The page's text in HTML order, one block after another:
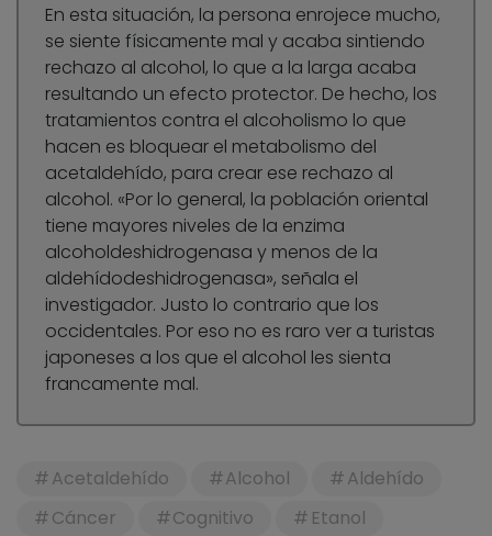
En esta situación, la persona enrojece mucho,
se siente físicamente mal y acaba sintiendo
rechazo al alcohol, lo que a la larga acaba
resultando un efecto protector. De hecho, los
tratamientos contra el alcoholismo lo que
hacen es bloquear el metabolismo del
acetaldehído, para crear ese rechazo al
alcohol. «Por lo general, la población oriental
tiene mayores niveles de la enzima
alcoholdeshidrogenasa y menos de la
aldehídodeshidrogenasa», señala el
investigador. Justo lo contrario que los
occidentales. Por eso no es raro ver a turistas
japoneses a los que el alcohol les sienta
francamente mal.
Acetaldehído Alcohol
Aldehído
Cáncer
Cognitivo
Etanol